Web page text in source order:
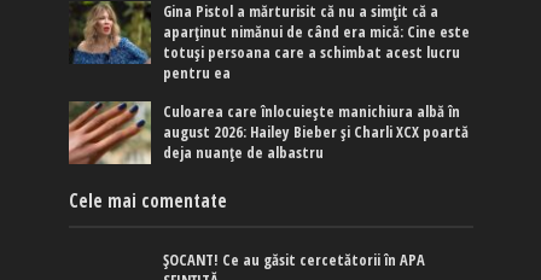
Gina Pistol a mărturisit că nu a simțit că a
aparținut nimănui de când era mică: Cine este
totuși persoana care a schimbat acest lucru
pentru ea
Culoarea care înlocuiește manichiura albă în
august 2026: Hailey Bieber și Charli XCX poartă
deja nuanțe de albastru
Cele mai comentate
ȘOCANT! Ce au găsit cercetătorii în APA